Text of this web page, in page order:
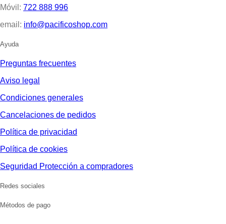
Móvil: 722 888 996
email: info@pacificoshop.com
Ayuda
Preguntas frecuentes
Aviso legal
Condiciones generales
Cancelaciones de pedidos
Política de privacidad
Política de cookies
Seguridad Protección a compradores
Redes sociales
Métodos de pago